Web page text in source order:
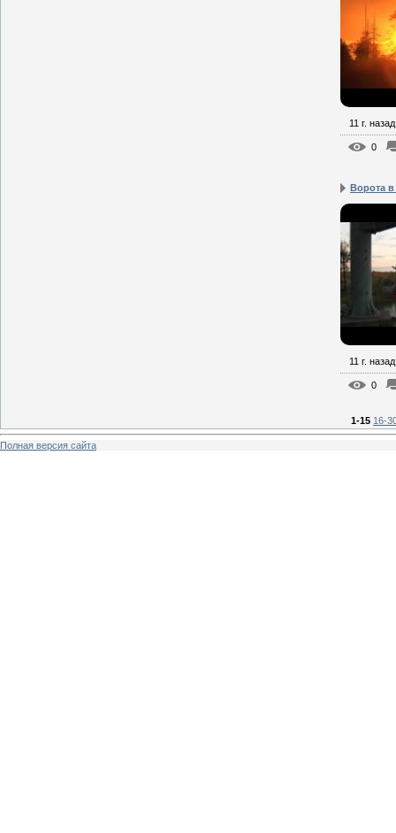
11 г. назад
0
Ворота
11 г. назад
0
1-15 16-
Полная версия сайта